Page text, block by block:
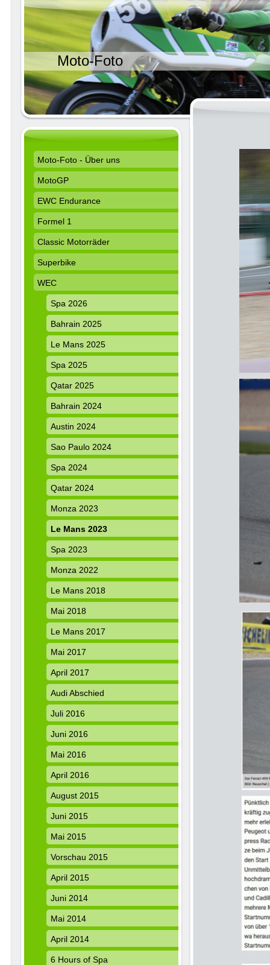
Moto-Foto
Moto-Foto - Über uns
MotoGP
EWC Endurance
Formel 1
Classic Motorräder
Superbike
WEC
Spa 2026
Bahrain 2025
Le Mans 2025
Spa 2025
Qatar 2025
Bahrain 2024
Austin 2024
Sao Paulo 2024
Spa 2024
Qatar 2024
Monza 2023
Le Mans 2023
Spa 2023
Monza 2022
Le Mans 2018
Mai 2018
Le Mans 2017
Mai 2017
April 2017
Audi Abschied
Juli 2016
Juni 2016
Mai 2016
April 2016
August 2015
Juni 2015
Mai 2015
Vorschau 2015
April 2015
Juni 2014
Mai 2014
April 2014
6 Hours of Spa